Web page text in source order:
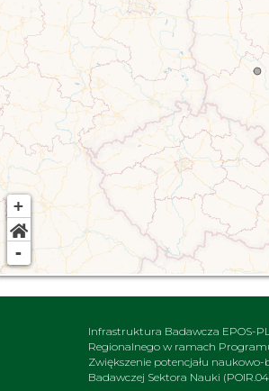
+
-
Infrastruktura Badawcza EPOS-
Regionalnego w ramach
Zwiększenie potencjału
Badawczej Sektora Nauki